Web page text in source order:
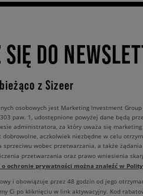
DO
z Sizeer
osobowych jest Marketing Investment Group
paw. 1, udostępnione powyżej dane będą
administratora, za który uważa się marketing
dobrowolne, aczkolwiek niezbędne w celu
sprzeciwu wobec przetwarzania, a także
przetwarzania oraz prawo wniesienia
ochronie prywatności można znaleźć w
i obowiązuje przez 48 godzin od jego
Ci po kliknięciu w link aktywacyjny. Kod